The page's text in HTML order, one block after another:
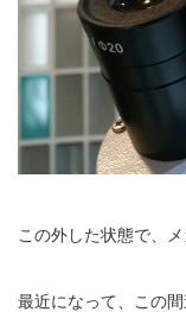
この外した状態で、
最近になって、この